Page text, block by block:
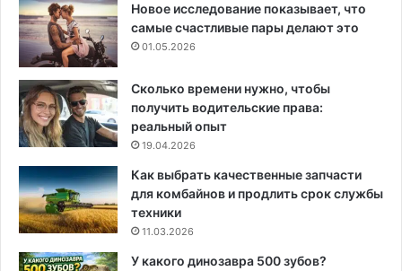
Новое исследование показывает, что
самые счастливые пары делают это
01.05.2026
Сколько времени нужно, чтобы
получить водительские права:
реальный опыт
19.04.2026
Как выбрать качественные запчасти
для комбайнов и продлить срок службы
техники
11.03.2026
У какого динозавра 500 зубов?